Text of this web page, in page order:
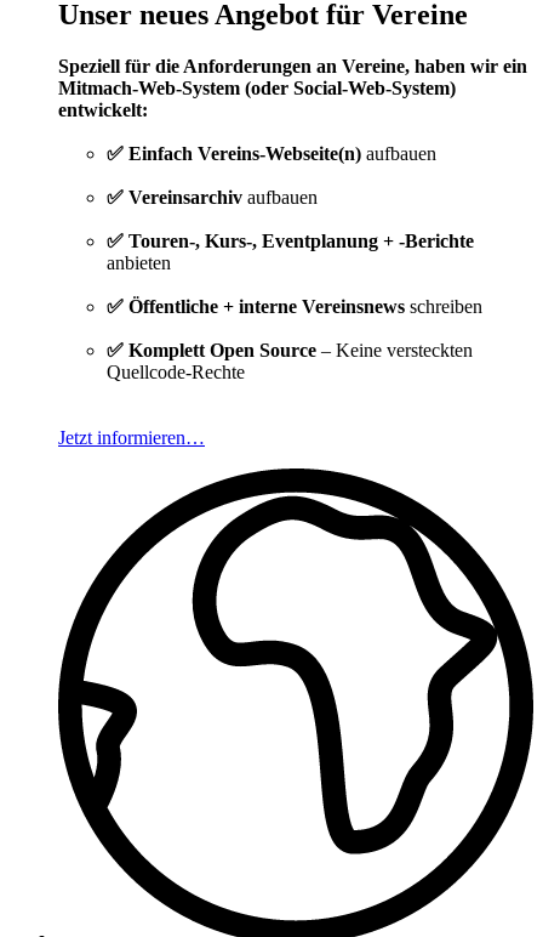
Unser neues Angebot für Vereine
Speziell für die Anforderungen an Vereine, haben wir ein
Mitmach-Web-System (oder Social-Web-System)
entwickelt:
✅ Einfach Vereins-Webseite(n) aufbauen
✅ Vereinsarchiv aufbauen
✅ Touren-, Kurs-, Eventplanung + -Berichte
anbieten
✅ Öffentliche + interne Vereinsnews schreiben
✅ Komplett Open Source – Keine versteckten
Quellcode-Rechte
Jetzt informieren…